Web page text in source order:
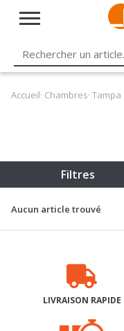
Accueil· Chambres· Tampa
Filtres
Aucun article trouvé
LIVRAISON RAPIDE